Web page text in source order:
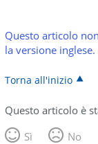
Questo articolo
la versione inglese.
Torna all'inizio
Questo articolo è
Sì
No